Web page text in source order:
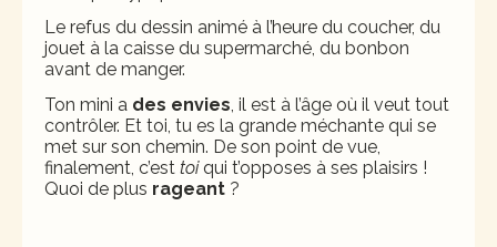
Le refus du dessin animé à l’heure du coucher, du
jouet à la caisse du supermarché, du bonbon
avant de manger.
Ton mini a des envies , il est à l’âge où il veut tout
contrôler. Et toi, tu es la grande méchante qui se
met sur son chemin. De son point de vue,
finalement, c’est toiqui t’opposes à ses plaisirs !
Quoi de plus rageant ?